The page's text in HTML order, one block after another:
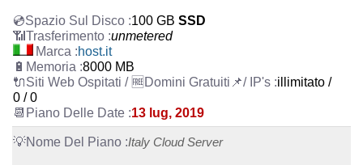
100 GB SSD
unmetered
host.it
8000 MB
illimitato /
0 / 0
13 lug, 2019
Italy Cloud Server